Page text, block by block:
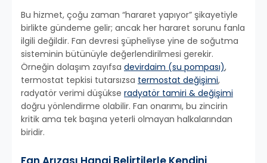
Bu hizmet, çoğu zaman “hararet yapıyor” şikayetiyle
birlikte gündeme gelir; ancak her hararet sorunu fanla
ilgili değildir. Fan devresi şüpheliyse yine de soğutma
sisteminin bütünüyle değerlendirilmesi gerekir.
Örneğin dolaşım zayıfsa devirdaim (su pompası),
termostat tepkisi tutarsızsa termostat değişimi,
radyatör verimi düşükse radyatör tamiri & değişimi
doğru yönlendirme olabilir. Fan onarımı, bu zincirin
kritik ama tek başına yeterli olmayan halkalarından
biridir.